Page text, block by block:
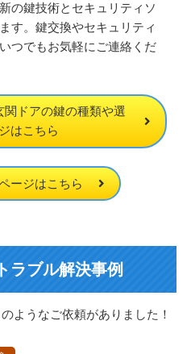
の鍵技術とセキュリティソ
す。鍵交換やセキュリティ
つでもお気軽にご連絡くだ
ドアの鍵の種類や選
はこちら
ージはこちら
ラブル解決事例
ようなご依頼がありました！